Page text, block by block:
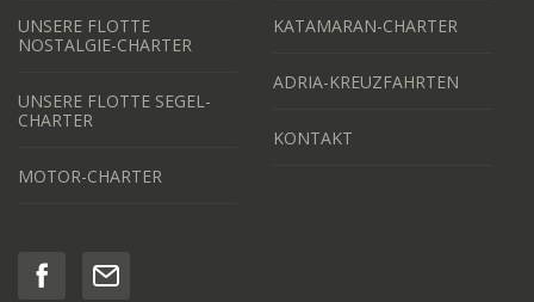
UNSERE FLOTTE
NOSTALGIE-CHARTER
UNSERE FLOTTE SEGEL-
CHARTER
MOTOR-CHARTER
KATAMARAN-CHARTER
ADRIA-KREUZFAHRTEN
KONTAKT